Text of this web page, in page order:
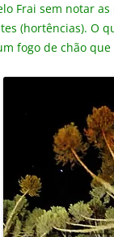
Frai sem notar
(hortências). O
fogo de chão